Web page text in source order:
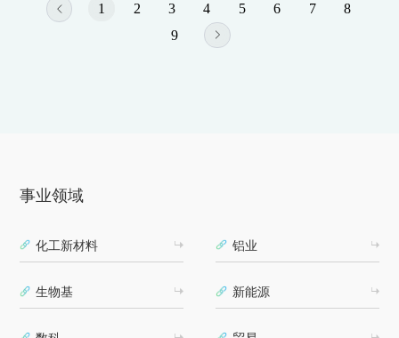
1 2 3 4 5 6 7
8
9
事业领域
化工新材料 铝业
生物基 新能源